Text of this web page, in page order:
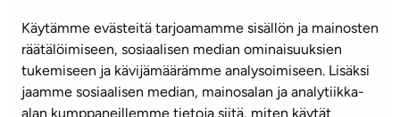
Käytämme evästeitä tarjoamamme sisällön ja mainosten
räätälöimiseen, sosiaalisen median ominaisuuksien
tukemiseen ja kävijämäärämme analysoimiseen. Lisäksi
jaamme sosiaalisen median, mainosalan ja analytiikka-
alan kumppaneillemme tietoja siitä, miten käytät
info@ta.fi
Tilaa uutiskirje